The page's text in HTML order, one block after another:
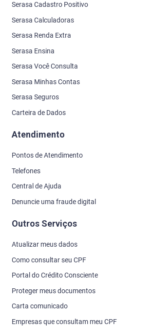
Serasa Cadastro Positivo
Serasa Calculadoras
Serasa Renda Extra
Serasa Ensina
Serasa Você Consulta
Serasa Minhas Contas
Serasa Seguros
Carteira de Dados
Atendimento
Pontos de Atendimento
Telefones
Central de Ajuda
Denuncie uma fraude digital
Outros Serviços
Atualizar meus dados
Como consultar seu CPF
Portal do Crédito Consciente
Proteger meus documentos
Carta comunicado
Empresas que consultam meu CPF